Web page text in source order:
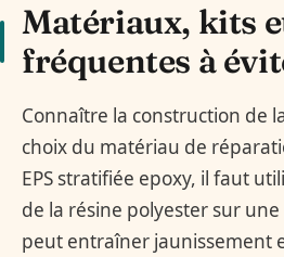
Matériaux, kits
fréquentes à
Connaître la construction de
choix du matériau de
EPS stratifiée epoxy, il faut
de la résine polyester sur
peut entraîner jaunissement